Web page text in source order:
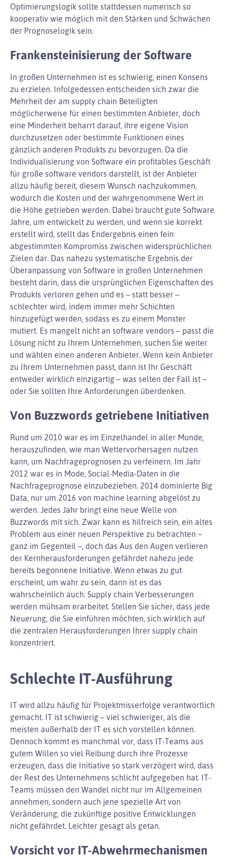
Optimierungslogik sollte stattdessen numerisch so
kooperativ wie möglich mit den Stärken und Schwächen
der Prognoselogik sein.
Frankensteinisierung der Software
In großen Unternehmen ist es schwierig, einen Konsens
zu erzielen. Infolgedessen entscheiden sich zwar die
Mehrheit der am supply chain Beteiligten
möglicherweise für einen bestimmten Anbieter, doch
eine Minderheit beharrt darauf, ihre eigene Vision
durchzusetzen oder bestimmte Funktionen eines
gänzlich anderen Produkts zu bevorzugen. Da die
Individualisierung von Software ein profitables Geschäft
für große software vendors darstellt, ist der Anbieter
allzu häufig bereit, diesem Wunsch nachzukommen,
wodurch die Kosten und der wahrgenommene Wert in
die Höhe getrieben werden. Dabei braucht gute Software
Jahre, um entwickelt zu werden, und wenn sie korrekt
erstellt wird, stellt das Endergebnis einen fein
abgestimmten Kompromiss zwischen widersprüchlichen
Zielen dar. Das nahezu systematische Ergebnis der
Überanpassung von Software in großen Unternehmen
besteht darin, dass die ursprünglichen Eigenschaften des
Produkts verloren gehen und es – statt besser –
schlechter wird, indem immer mehr Schichten
hinzugefügt werden, sodass es zu einem Monster
mutiert. Es mangelt nicht an software vendors – passt die
Lösung nicht zu Ihrem Unternehmen, suchen Sie weiter
und wählen einen anderen Anbieter. Wenn kein Anbieter
zu Ihrem Unternehmen passt, dann ist Ihr Geschäft
entweder wirklich einzigartig – was selten der Fall ist –
oder Sie sollten Ihre Anforderungen überdenken.
Von Buzzwords getriebene Initiativen
Rund um 2010 war es im Einzelhandel in aller Munde,
herauszufinden, wie man Wettervorhersagen nutzen
kann, um Nachfrageprognosen zu verfeinern. Im Jahr
2012 war es in Mode, Social-Media-Daten in die
Nachfrageprognose einzubeziehen. 2014 dominierte Big
Data, nur um 2016 von machine learning abgelöst zu
werden. Jedes Jahr bringt eine neue Welle von
Buzzwords mit sich. Zwar kann es hilfreich sein, ein altes
Problem aus einer neuen Perspektive zu betrachten –
ganz im Gegenteil –, doch das Aus den Augen verlieren
der Kernherausforderungen gefährdet nahezu jede
bereits begonnene Initiative. Wenn etwas zu gut
erscheint, um wahr zu sein, dann ist es das
wahrscheinlich auch. Supply chain Verbesserungen
werden mühsam erarbeitet. Stellen Sie sicher, dass jede
Neuerung, die Sie einführen möchten, sich wirklich auf
die zentralen Herausforderungen Ihrer supply chain
konzentriert.
Schlechte IT-Ausführung
IT wird allzu häufig für Projektmisserfolge verantwortlich
gemacht. IT ist schwierig – viel schwieriger, als die
meisten außerhalb der IT es sich vorstellen können.
Dennoch kommt es manchmal vor, dass IT-Teams aus
gutem Willen so viel Reibung durch ihre Prozesse
erzeugen, dass die Initiative so stark verzögert wird, dass
der Rest des Unternehmens schlicht aufgegeben hat. IT-
Teams müssen den Wandel nicht nur im Allgemeinen
annehmen, sondern auch jene spezielle Art von
Veränderung, die zukünftige positive Entwicklungen
nicht gefährdet. Leichter gesagt als getan.
Vorsicht vor IT-Abwehrmechanismen